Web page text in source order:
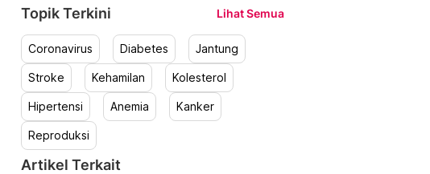
Topik Terkini Lihat Semua
Coronavirus Diabetes Jantung
Stroke Kehamilan Kolesterol
Hipertensi Anemia Kanker
Reproduksi
Artikel Terkait